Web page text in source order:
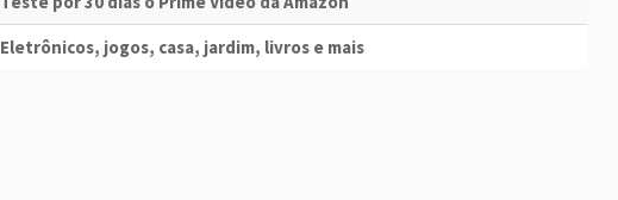
Eletrônicos, jogos, casa, jardim, livros e mais